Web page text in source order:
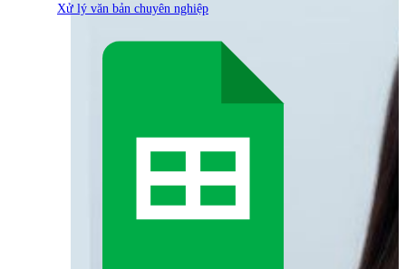
Xử lý văn bản chuyên nghiệp